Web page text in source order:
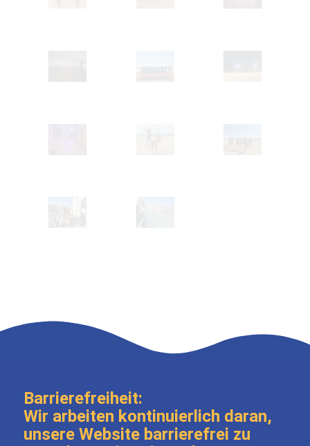
Barrierefreiheit:
Wir arbeiten kontinuierlich daran,
unsere Website barrierefrei zu